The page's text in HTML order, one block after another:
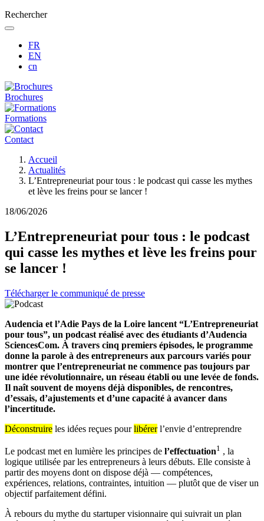
Rechercher
FR
EN
cn
Brochures
Formations
Contact
d'Ariane
Accueil
Actualités
L’Entrepreneuriat pour tous : le podcast qui casse les mythes
et lève les freins pour se lancer !
18/06/2026
L’Entrepreneuriat pour tous : le podcast
qui casse les mythes et lève les freins pour
se lancer !
Télécharger le communiqué de presse
Audencia et l’Adie Pays de la Loire lancent “L’Entrepreneuriat
pour tous”, un podcast réalisé avec des étudiants d’Audencia
SciencesCom. À travers cinq premiers épisodes, le programme
donne la parole à des entrepreneurs aux parcours variés pour
montrer que l’entrepreneuriat ne commence pas toujours par
une idée révolutionnaire, un réseau établi ou une levée de fonds.
Il naît souvent de moyens déjà disponibles, de rencontres,
d’essais, d’ajustements et d’une capacité à avancer dans
l’incertitude.
Déconstruire les idées reçues pourlibérerl’envie d’entreprendre
Le podcast met en lumière les principes de l’effectuation1 , la
logique utilisée par les entrepreneurs à leurs débuts. Elle consiste à
partir des moyens dont on dispose déjà — compétences,
expériences, relations, contraintes, intuition — plutôt que de viser un
objectif parfaitement défini.
À rebours du mythe du startuper visionnaire qui suivrait un plan